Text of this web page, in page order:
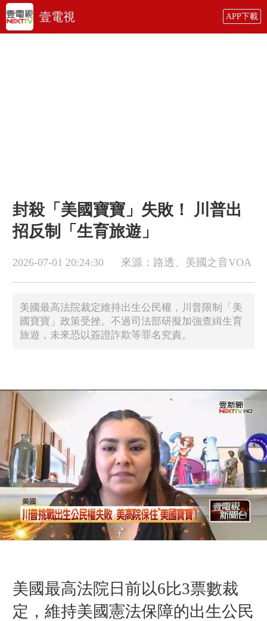
壹電視 APP下載
封殺「美國寶寶」失敗！ 川普出
招反制「生育旅遊」
2026-07-01 20:24:30 來源：路透、美國之音VOA
美國最高法院裁定維持出生公民權，川普限制「美
國寶寶」政策受挫。不過司法部研擬加強查緝生育
旅遊，未來恐以簽證詐欺等罪名究責。
美國最高法院日前以6比3票數裁
定，維持美國憲法保障的出生公民